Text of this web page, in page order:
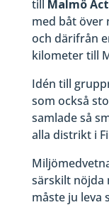
till Malmö
med båt över
och därifrån
kilometer till
Idén till
som också
samlade så
alla distrikt i
särskilt nöjda
måste ju leva